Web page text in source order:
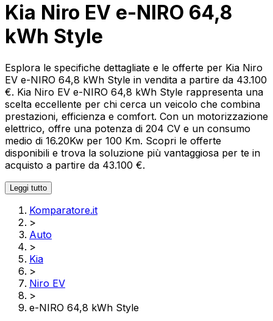
Kia Niro EV e-NIRO 64,8
kWh Style
Esplora le specifiche dettagliate e le offerte per Kia Niro
EV e-NIRO 64,8 kWh Style in vendita a partire da 43.100
€. Kia Niro EV e-NIRO 64,8 kWh Style rappresenta una
scelta eccellente per chi cerca un veicolo che combina
prestazioni, efficienza e comfort. Con un motorizzazione
elettrico, offre una potenza di 204 CV e un consumo
medio di 16.20Kw per 100 Km. Scopri le offerte
disponibili e trova la soluzione più vantaggiosa per te in
acquisto a partire da 43.100 €.
Leggi tutto
Komparatore.it
>
Auto
>
Kia
>
Niro EV
>
e-NIRO 64,8 kWh Style